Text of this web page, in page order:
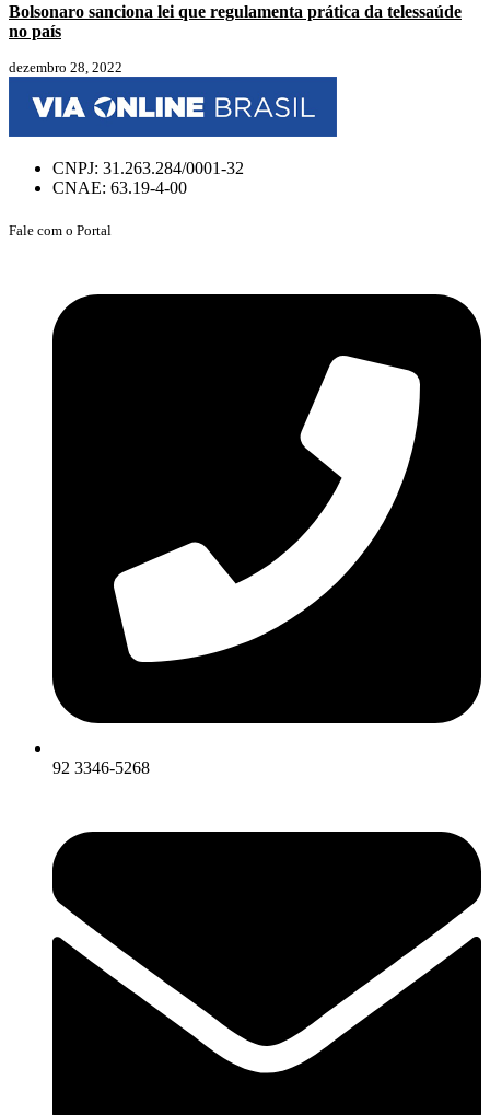
Bolsonaro sanciona lei que regulamenta prática da telessaúde
no país
dezembro 28, 2022
CNPJ: 31.263.284/0001-32
CNAE: 63.19-4-00
Fale com o Portal
92 3346-5268